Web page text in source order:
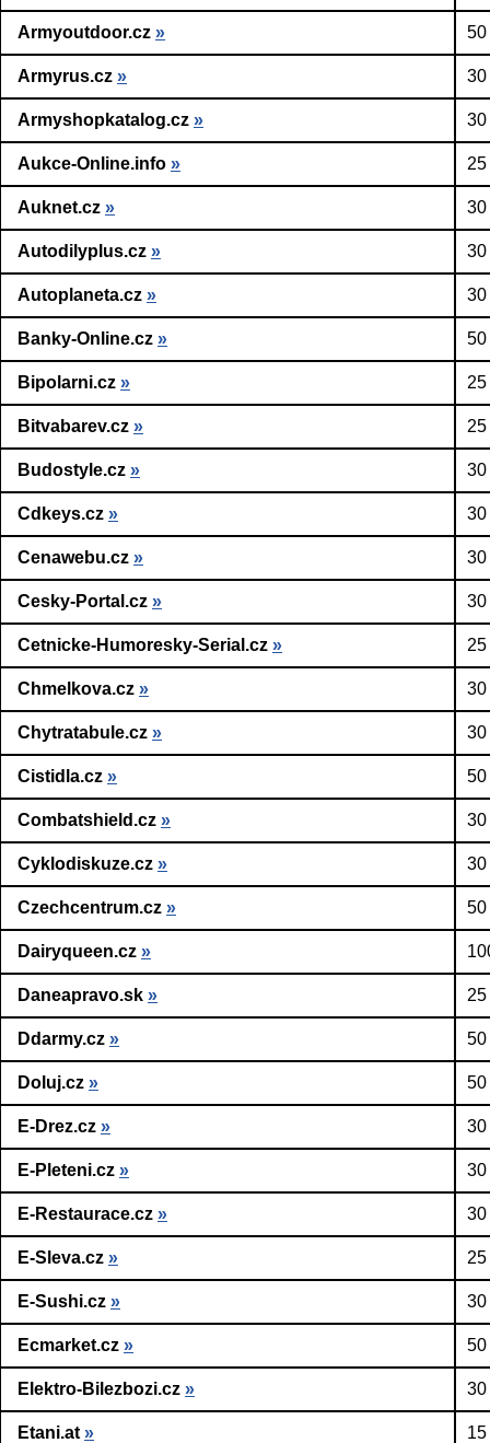
Armyoutdoor.cz » 50
Armyrus.cz » 30
Armyshopkatalog.cz » 30
Aukce-Online.info »
Auknet.cz » 30
Autodilyplus.cz » 30
Autoplaneta.cz » 30
Banky-Online.cz » 50
Bipolarni.cz »
Bitvabarev.cz »
Budostyle.cz » 30
Cdkeys.cz » 30
Cenawebu.cz » 30
Cesky-Portal.cz » 30
Cetnicke-Humoresky-Serial.cz »
Chmelkova.cz » 30
Chytratabule.cz » 30
Cistidla.cz » 50
Combatshield.cz » 30
Cyklodiskuze.cz » 30
Czechcentrum.cz » 50
Dairyqueen.cz »
Daneapravo.sk »
Ddarmy.cz » 50
Doluj.cz » 50
E-Drez.cz » 30
E-Pleteni.cz » 30
E-Restaurace.cz » 30
E-Sleva.cz »
E-Sushi.cz » 30
Ecmarket.cz » 50
Elektro-Bilezbozi.cz » 30
Etani.at »